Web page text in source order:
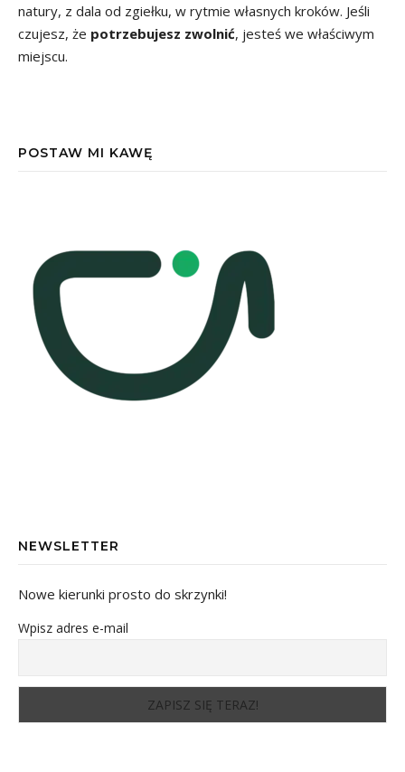
natury, z dala od zgiełku, w rytmie własnych kroków. Jeśli
czujesz, że potrzebujesz zwolnić, jesteś we właściwym
miejscu.
POSTAW MI KAWĘ
NEWSLETTER
Nowe kierunki prosto do skrzynki!
Wpisz adres e-mail